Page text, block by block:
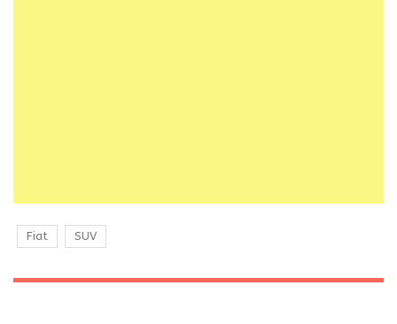
Fiat SUV